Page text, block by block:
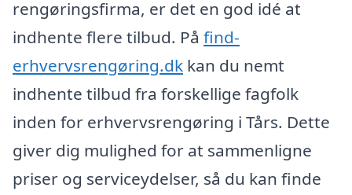
rengøringsfirma, er det en god idé at
indhente flere tilbud. På find-
erhvervsrengøring.dk kan du nemt
indhente tilbud fra forskellige fagfolk
inden for erhvervsrengøring i Tårs. Dette
giver dig mulighed for at sammenligne
priser og serviceydelser, så du kan finde